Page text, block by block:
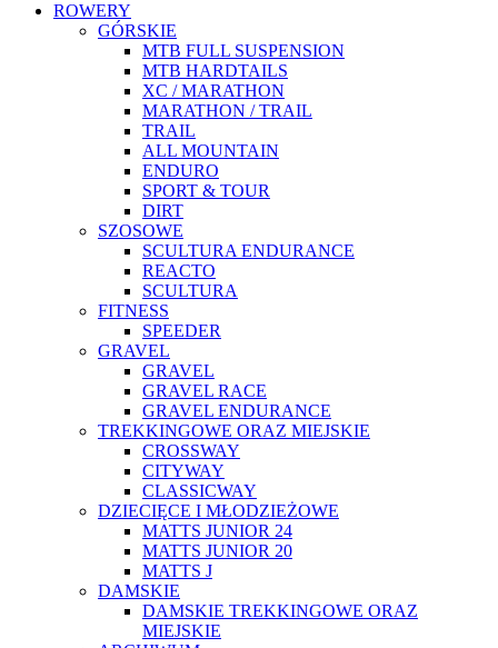
ROWERY
GÓRSKIE
MTB FULL SUSPENSION
MTB HARDTAILS
XC / MARATHON
MARATHON / TRAIL
TRAIL
ALL MOUNTAIN
ENDURO
SPORT & TOUR
DIRT
SZOSOWE
SCULTURA ENDURANCE
REACTO
SCULTURA
FITNESS
SPEEDER
GRAVEL
GRAVEL
GRAVEL RACE
GRAVEL ENDURANCE
TREKKINGOWE ORAZ MIEJSKIE
CROSSWAY
CITYWAY
CLASSICWAY
DZIECIĘCE I MŁODZIEŻOWE
MATTS JUNIOR 24
MATTS JUNIOR 20
MATTS J
DAMSKIE
DAMSKIE TREKKINGOWE ORAZ
MIEJSKIE